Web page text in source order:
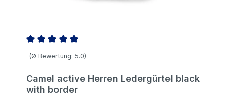
Durchschnittliche Bewertung von 5 von 5 Sternen
(Ø Bewertung: 5.0)
Camel active Herren Ledergürtel black
with border